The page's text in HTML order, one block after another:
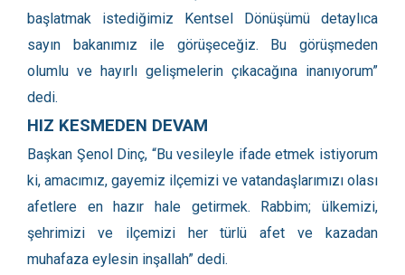
başlatmak istediğimiz Kentsel Dönüşümü detaylıca
sayın bakanımız ile görüşeceğiz. Bu görüşmeden
olumlu ve hayırlı gelişmelerin çıkacağına inanıyorum”
dedi.
HIZ KESMEDEN DEVAM
Başkan Şenol Dinç, “Bu vesileyle ifade etmek istiyorum
ki, amacımız, gayemiz ilçemizi ve vatandaşlarımızı olası
afetlere en hazır hale getirmek. Rabbim; ülkemizi,
şehrimizi ve ilçemizi her türlü afet ve kazadan
muhafaza eylesin inşallah” dedi.